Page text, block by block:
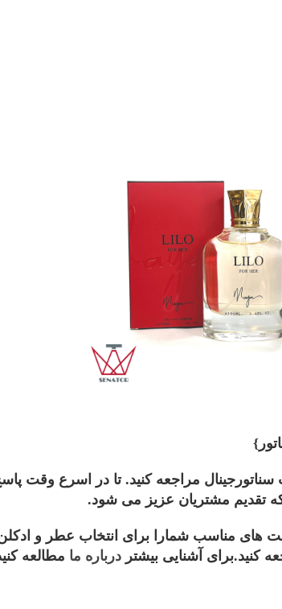
مراجعه کنید. تا در اسرع وقت
تقدیم مشتریان عزیز می شود.
های مناسب شمارا برای انتخاب عطر و
کنید.برای آشنایی بیشتر درباره ما مطالعه